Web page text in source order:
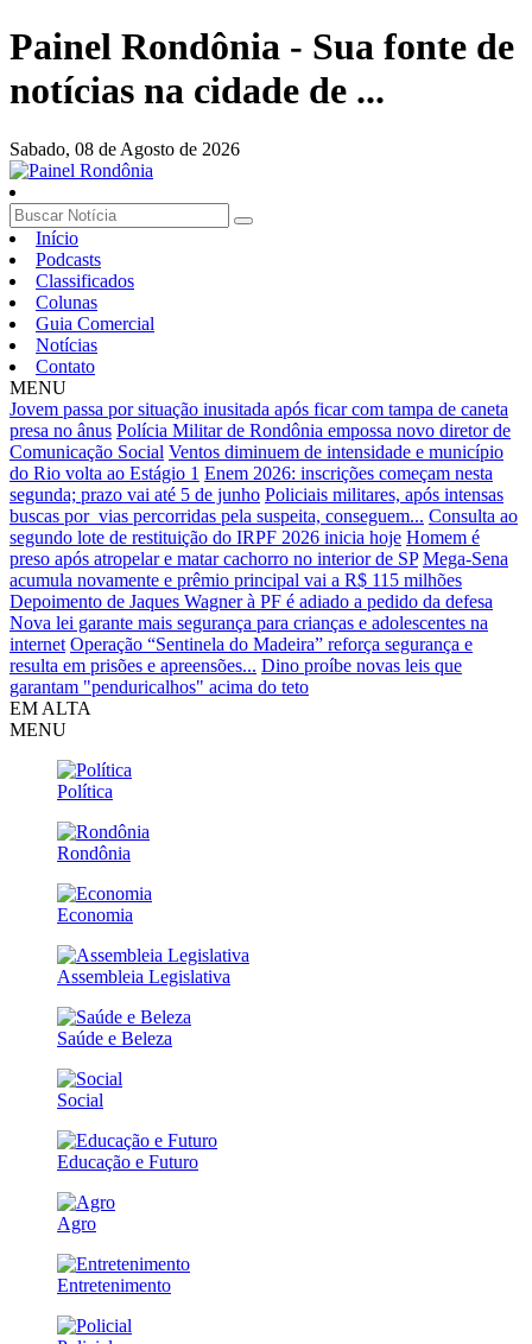
Painel Rondônia - Sua fonte de
notícias na cidade de ...
Sabado, 08 de Agosto de 2026
Início
Podcasts
Classificados
Colunas
Guia Comercial
Notícias
Contato
MENU
Jovem passa por situação inusitada após ficar com tampa de caneta
presa no ânus Polícia Militar de Rondônia empossa novo diretor de
Comunicação Social Ventos diminuem de intensidade e município
do Rio volta ao Estágio 1 Enem 2026: inscrições começam nesta
segunda; prazo vai até 5 de junho Policiais militares, após intensas
buscas por vias percorridas pela suspeita, conseguem... Consulta ao
segundo lote de restituição do IRPF 2026 inicia hoje Homem é
preso após atropelar e matar cachorro no interior de SP Mega-Sena
acumula novamente e prêmio principal vai a R$ 115 milhões
Depoimento de Jaques Wagner à PF é adiado a pedido da defesa
Nova lei garante mais segurança para crianças e adolescentes na
internet Operação “Sentinela do Madeira” reforça segurança e
resulta em prisões e apreensões... Dino proíbe novas leis que
garantam "penduricalhos" acima do teto
EM ALTA
MENU
Política
Rondônia
Economia
Assembleia Legislativa
Saúde e Beleza
Social
Educação e Futuro
Agro
Entretenimento